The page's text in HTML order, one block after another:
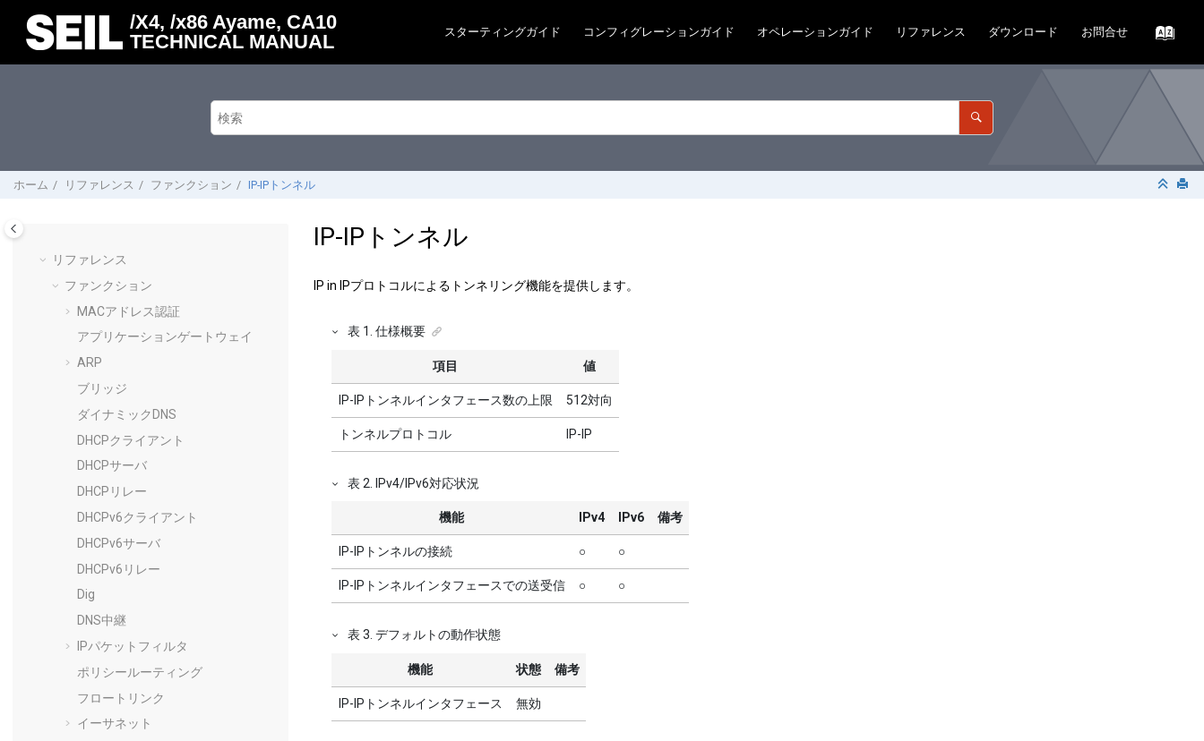
/X4, /x86 Ayame, CA10
TECHNICAL MANUAL
スターティングガイド コンフィグレーションガイド オペレーションガイド リファレンス ダウンロード お問合せ
ホーム リファレンス ファンクション IP-IPトンネル
リファレンス
ファンクション
MACアドレス認証
アプリケーションゲートウェイ
ARP
ブリッジ
ダイナミックDNS
DHCPクライアント
DHCPサーバ
DHCPリレー
DHCPv6クライアント
DHCPv6サーバ
DHCPv6リレー
Dig
DNS中継
IPパケットフィルタ
ポリシールーティング
フロートリンク
イーサネット
IP-IPトンネル
IP in IPプロトコルによるトンネリング機能を提供します。
表 1 仕様概要
項目 値
IP-IPトンネルインタフェース数の上限 512対向
トンネルプロトコル IP-IP
表 2 IPv4/IPv6対応状況
機能 IPv4 IPv6 備考
IP-IPトンネルの接続 ○ ○
IP-IPトンネルインタフェースでの送受信 ○ ○
表 3 デフォルトの動作状態
機能 状態 備考
IP-IPトンネルインタフェース 無効